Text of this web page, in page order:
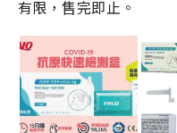
有限，售完即止。